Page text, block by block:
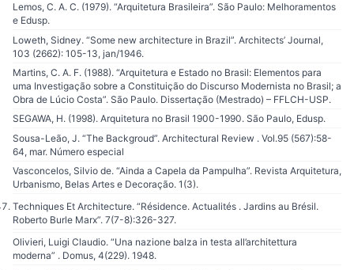
Lemos, C. A. C. (1979). “Arquitetura Brasileira”. São Paulo: Melhoramentos
e Edusp.
Loweth, Sidney. “Some new architecture in Brazil”. Architects’ Journal,
103 (2662): 105-13, jan/1946.
Martins, C. A. F. (1988). “Arquitetura e Estado no Brasil: Elementos para
uma Investigação sobre a Constituição do Discurso Modernista no Brasil; a
Obra de Lúcio Costa”. São Paulo. Dissertação (Mestrado) – FFLCH-USP.
SEGAWA, H. (1998). Arquitetura no Brasil 1900-1990. São Paulo, Edusp.
Sousa-Leão, J. “The Backgroud”. Architectural Review . Vol.95 (567):58-
64, mar. Número especial
Vasconcelos, Silvio de. “Ainda a Capela da Pampulha”. Revista Arquitetura,
Urbanismo, Belas Artes e Decoração. 1(3).
Techniques Et Architecture. “Résidence. Actualités . Jardins au Brésil.
Roberto Burle Marx”. 7(7-8):326-327.
Olivieri, Luigi Claudio. “Una nazione balza in testa all’architettura
moderna” . Domus, 4(229). 1948.